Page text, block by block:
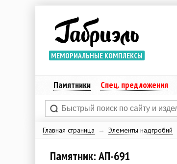
МЕМОРИАЛЬНЫЕ КОМПЛЕКСЫ
Памятники Спец. предложения
Главная страница → Элементы надгробий
Памятник: АП-691